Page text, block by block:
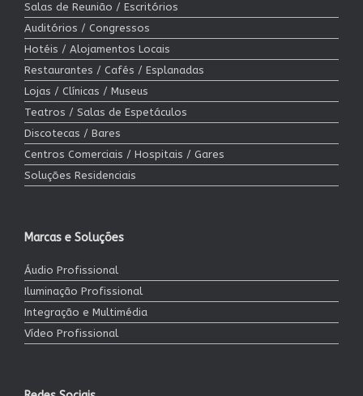
Salas de Reunião / Escritórios
Auditórios / Congressos
Hotéis / Alojamentos Locais
Restaurantes / Cafés / Esplanadas
Lojas / Clínicas / Museus
Teatros / Salas de Espetáculos
Discotecas / Bares
Centros Comerciais / Hospitais / Gares
Soluções Residenciais
Marcas e Soluções
Áudio Profissional
Iluminação Profissional
Integração e Multimédia
Vídeo Profissional